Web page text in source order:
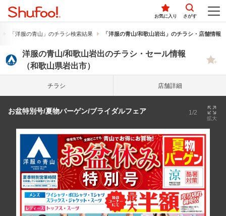
お気に入り さがす
「洋服の青山」のチラシ検索結果 「洋服の青山/和歌山岩出」のチラシ・店舗情報
洋服の青山/和歌山岩出のチラシ・セール情報
（和歌山県岩出市）
チラシ 店舗詳細
お盆特別号/夏物バーゲン/ブライダルフェア 1/2
拡大